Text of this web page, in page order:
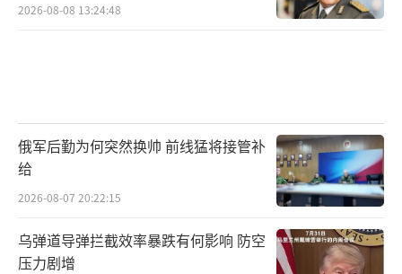
2026-08-08 13:24:48
俄军后勤为何突然换帅 前线猛将接管补
给
2026-08-07 20:22:15
乌弹道导弹拦截效率暴跌有何影响 防空
压力剧增